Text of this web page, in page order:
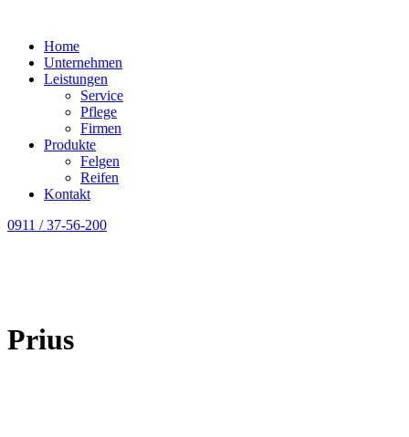
Home
Unternehmen
Leistungen
Service
Pflege
Firmen
Produkte
Felgen
Reifen
Kontakt
0911 / 37-56-200
Prius